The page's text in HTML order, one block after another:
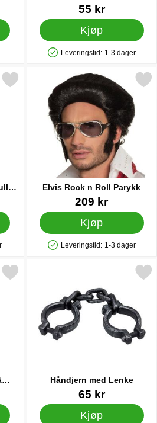
Varenummer 20863
55 kr
Kjøp
Produkttilgjengelighet: På lager
Leveringstid: 1-3 dager
Gull Medium som favoritt
Elvis Rock n Roll Parykk
Varenummer 22961
209 kr
Kjøp
Produkttilgjengelighet: På lager
Leveringstid: 1-3 dager
Merk elvis Rock n Roll
& Håndledd som favoritt
Håndjern med Lenke
Varenummer 11731
65 kr
Kjøp
Merk håndjern med